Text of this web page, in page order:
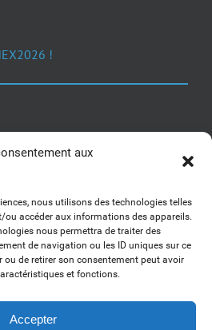
aux
nous utilisons des technologies telles
ou accéder aux informations des appareils.
nous permettra de traiter des
de navigation ou les ID uniques sur ce
ou de retirer son consentement peut avoir
et fonctions.
Accepter
!
3... Buzzez !
kits communication